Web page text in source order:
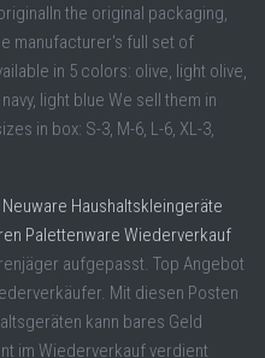
the original packaging,
manufacturer's full set of
in 5 colors: olive, light olive,
light blue We sell them in
in box: S-3, M-6, L-6, XL-3,
Haushaltskleingeräte
Palettenware Wiederverkauf
aufgepasst. Top Angebot
Mit diesen Posten
kann bares Geld
im Wiederverkauf verdient